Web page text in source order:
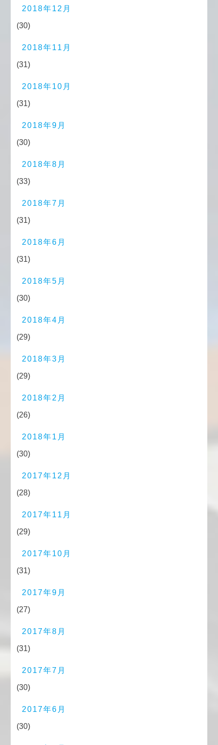
2018年12月
(30)
2018年11月
(31)
2018年10月
(31)
2018年9月
(30)
2018年8月
(33)
2018年7月
(31)
2018年6月
(31)
2018年5月
(30)
2018年4月
(29)
2018年3月
(29)
2018年2月
(26)
2018年1月
(30)
2017年12月
(28)
2017年11月
(29)
2017年10月
(31)
2017年9月
(27)
2017年8月
(31)
2017年7月
(30)
2017年6月
(30)